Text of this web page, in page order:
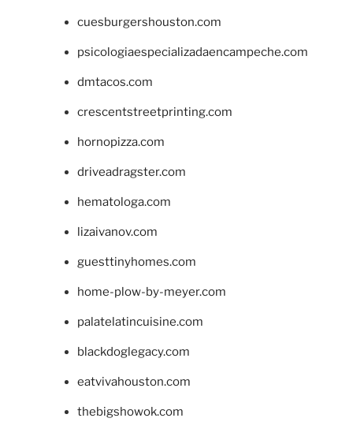
cuesburgershouston.com
psicologiaespecializadaencampeche.com
dmtacos.com
crescentstreetprinting.com
hornopizza.com
driveadragster.com
hematologa.com
lizaivanov.com
guesttinyhomes.com
home-plow-by-meyer.com
palatelatincuisine.com
blackdoglegacy.com
eatvivahouston.com
thebigshowok.com